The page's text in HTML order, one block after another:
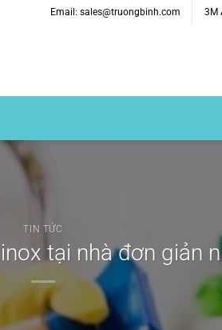
Email: sales@truongbinh.com 3M
TIN TỨC
tại nhà đơn giản